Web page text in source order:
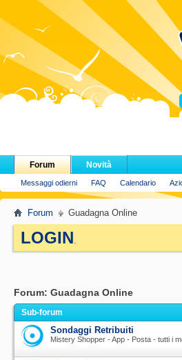
Forum
Messaggi odierni FAQ Calendario
Novità
Forum Guadagna Online
LOGIN.
Forum: Guadagna Online
Sub-forum
Sondaggi Retribuiti
Mistery Shopper - App - Posta - tutti i